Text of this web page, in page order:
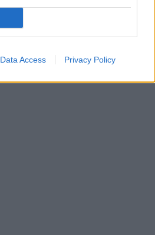
Data Access Privacy Policy